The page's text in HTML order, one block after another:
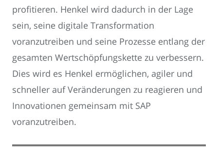
profitieren. Henkel wird dadurch in der Lage
sein, seine digitale Transformation
voranzutreiben und seine Prozesse entlang der
gesamten Wertschöpfungskette zu verbessern.
Dies wird es Henkel ermöglichen, agiler und
schneller auf Veränderungen zu reagieren und
Innovationen gemeinsam mit SAP
voranzutreiben.